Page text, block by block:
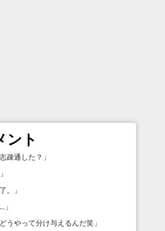
ント
疎通した？ 」
」
。
」
」
うやって分け与えるんだ笑 」